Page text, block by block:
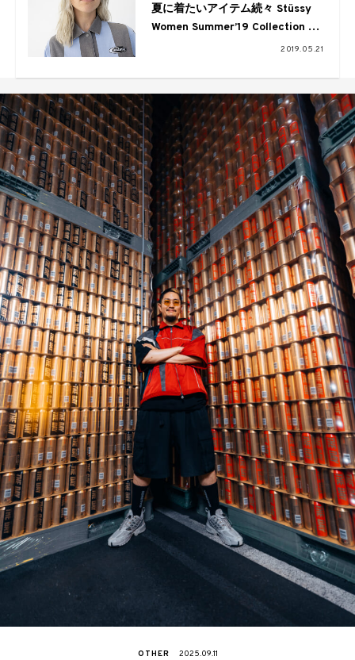
夏に着たいアイテム続々 Stüssy
Women Summer’19 Collection ル
2019.05.21
OTHER 2025.09.11